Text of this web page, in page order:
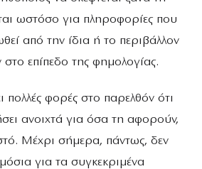
ωστόσο για πληροφορίες που
από την ίδια ή το περιβάλλον
επίπεδο της φημολογίας.
πολλές φορές στο παρελθόν ότι
ανοιχτά για όσα τη αφορούν,
Μέχρι σήμερα, πάντως, δεν
για τα συγκεκριμένα